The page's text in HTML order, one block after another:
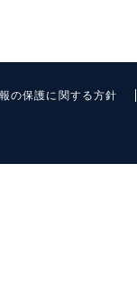
の保護に関する方針